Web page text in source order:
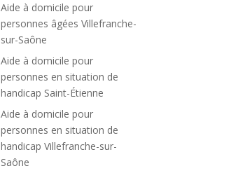
Aide à domicile pour
personnes âgées Villefranche-
sur-Saône
Aide à domicile pour
personnes en situation de
handicap Saint-Étienne
Aide à domicile pour
personnes en situation de
handicap Villefranche-sur-
Saône